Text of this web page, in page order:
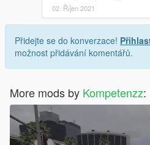
02. Říjen 2021
Přidejte se do konverzace!
možnost přidávání komentářů.
More mods by Kompetenzz: